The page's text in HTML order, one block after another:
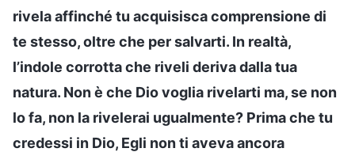
rivela affinché tu acquisisca comprensione di
te stesso, oltre che per salvarti. In realtà,
l’indole corrotta che riveli deriva dalla tua
natura. Non è che Dio voglia rivelarti ma, se non
lo fa, non la rivelerai ugualmente? Prima che tu
credessi in Dio, Egli non ti aveva ancora